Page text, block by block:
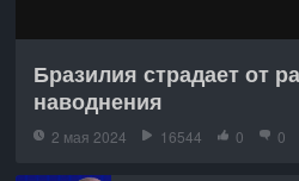
Бразилия страдает от
наводнения
2 мая 2024 16544 0 0